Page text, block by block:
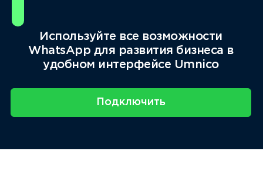
Используйте все возможности
WhatsApp для развития бизнеса в
удобном интерфейсе Umnico
Подключить